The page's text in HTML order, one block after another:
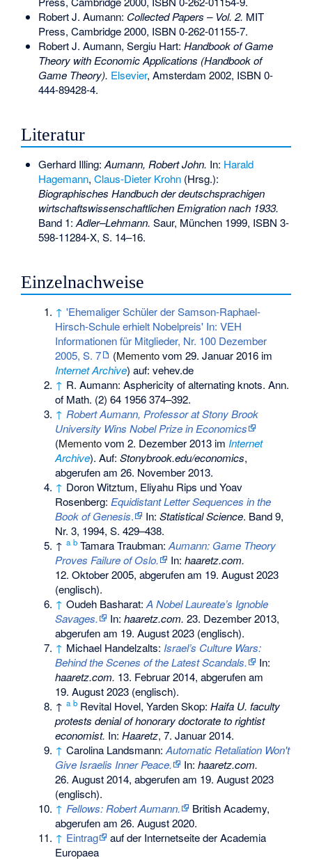
Robert J. Aumann: Collected Papers – Vol. 2. MIT
Press, Cambridge 2000, ISBN 0-262-01155-7.
Robert J. Aumann, Sergiu Hart: Handbook of Game
Theory with Economic Applications (Handbook of
Game Theory). Elsevier, Amsterdam 2002, ISBN 0-
444-89428-4.
Literatur
Gerhard Illing: Aumann, Robert John. In: Harald
Hagemann, Claus-Dieter Krohn(Hrsg.):
Biographisches Handbuch der deutschsprachigen
wirtschaftswissenschaftlichen Emigration nach 1933.
Band 1: Adler–Lehmann. Saur, München 1999, ISBN 3-
598-11284-X, S. 14–16.
Einzelnachweise
↑ 'Ehemaliger Schüler der Samson-Raphael-
Hirsch-Schule erhielt Nobelpreis' In: VEH
Informationen für Mitglieder, Nr. 100 Dezember
2005, S. 7
(Mementovom 29. Januar 2016 im
Internet Archive) auf: vehev.de
↑ R. Aumann: Asphericity of alternating knots. Ann.
of Math. (2) 64 1956 374–392.
↑ Robert Aumann, Professor at Stony Brook
University Wins Nobel Prize in Economics
(Mementovom 2. Dezember 2013 im Internet
Archive). Auf:Stonybrook.edu/economics,
abgerufen am 26. November 2013.
↑ Doron Witztum, Eliyahu Rips und Yoav
Rosenberg: Equidistant Letter Sequences in the
Book of Genesis. In:Statistical Science. Band 9,
Nr. 3, 1994, S. 429–438.
↑a b Tamara Traubman:Aumann: Game Theory
Proves Failure of Oslo.
In:haaretz.com.
12. Oktober 2005, abgerufen am 19. August 2023
(englisch).
↑ Oudeh Basharat:A Nobel Laureate’s Ignoble
Savages.
In:haaretz.com. 23. Dezember 2013,
abgerufen am 19. August 2023 (englisch).
↑ Michael Handelzalts: Israel’s Culture Wars:
Behind the Scenes of the Latest Scandals.
In:
haaretz.com. 13. Februar 2014, abgerufen am
19. August 2023 (englisch).
↑a b Revital Hovel, Yarden Skop:Haifa U. faculty
protests denial of honorary doctorate to rightist
economist. In:Haaretz, 7. Januar 2014.
↑ Carolina Landsmann:Automatic Retaliation Won't
Give Israelis Inner Peace.
In:haaretz.com.
26. August 2014, abgerufen am 19. August 2023
(englisch).
↑ Fellows: Robert Aumann.
British Academy,
abgerufen am 26. August 2020.
↑ Eintrag
auf der Internetseite der Academia
Europaea